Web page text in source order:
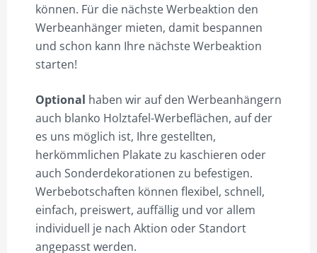
können. Für die nächste Werbeaktion den
Werbeanhänger mieten, damit bespannen
und schon kann Ihre nächste Werbeaktion
starten!
Optional haben wir auf den Werbeanhängern
auch blanko Holztafel-Werbeflächen, auf der
es uns möglich ist, Ihre gestellten,
herkömmlichen Plakate zu kaschieren oder
auch Sonderdekorationen zu befestigen.
Werbebotschaften können flexibel, schnell,
einfach, preiswert, auffällig und vor allem
individuell je nach Aktion oder Standort
angepasst werden.